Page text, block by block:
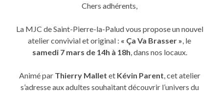
Chers adhérents,
La MJC de Saint-Pierre-la-Palud vous propose un nouvel
atelier convivial et original : « Ça Va Brasser », le
samedi 7 mars de 14h à 18h, dans nos locaux.
Animé par Thierry Mallet et Kévin Parent, cet atelier
s’adresse aux adultes souhaitant découvrir l’univers du